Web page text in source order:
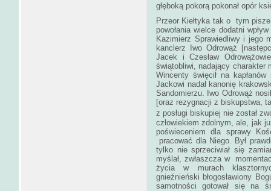
głęboką pokorą pokonał opór
Przeor Kiełtyka tak o tym
powołania wielce dodatni
Kazimierz Sprawiedliwy i jego
kanclerz Iwo Odrowąż
Jacek i Czesław
świątobliwi, nadający charakter
Wincenty święcił na
Jackowi nadał kanonię
Sandomierzu. Iwo Odrowąż
[oraz rezygnacji z biskupstwa,
z posługi biskupiej nie został
człowiekiem zdolnym, ale, jak
poświeceniem dla sprawy
pracować dla Niego. Był
tylko nie sprzeciwiał się
myślał, zwłaszcza w
życia w murach
gnieźnieński błogosławiony
samotności gotował się na